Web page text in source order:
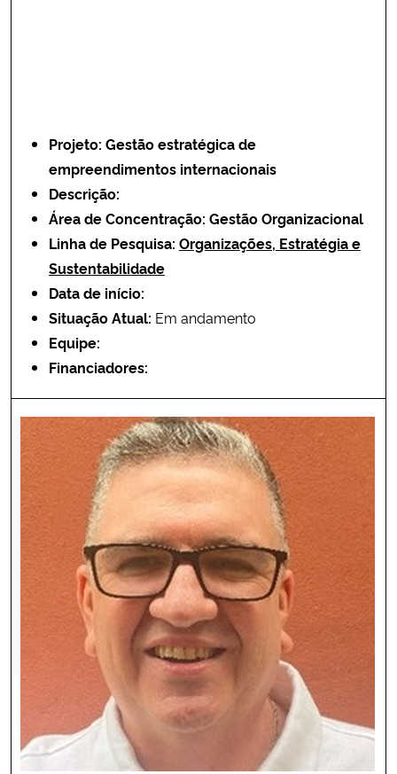
Projeto: Gestão estratégica de
empreendimentos internacionais
Descrição:
Área de Concentração: Gestão Organizacional
Linha de Pesquisa: Organizações, Estratégia e
Sustentabilidade
Data de início:
Situação Atual: Em andamento
Equipe:
Financiadores: